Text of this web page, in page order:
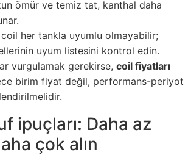
ömür ve temiz tat, kanthal daha
her tankla uyumlu olmayabilir;
uyum listesini kontrol edin.
vurgulamak gerekirse, coil fiyatları
birim fiyat değil, performans-periyot
ipuçları: Daha az
çok alın